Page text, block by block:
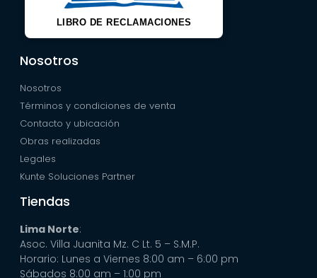
LIBRO DE RECLAMACIONES
Nosotros
Nosotros
Términos y condiciones de venta
Contacto y ubicación
Obras realizadas
Legales
Kunte Soluciones Partner
Tiendas
Lima Norte:
Asoc. Villa Juanita Mz. C Lt. 5 – S.M.P.
Horario: Lunes a Viernes 8:00 am – 6:00 pm
Sábados 8:00 am – 1:00 pm